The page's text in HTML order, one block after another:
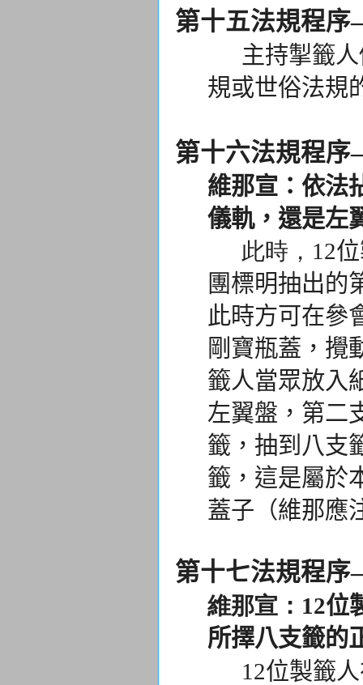
第十五法規程
主持掣籤人
規或世俗法規
第十六法規程
維那宣：依法
儀軌， 還是左
此時， 12
團標明抽出的
此時方可在參
剛寶瓶蓋，攪
籤人當眾放入
左翼盤，第二
籤，抽到八支
籤，這是屬於
蓋子（維那應
第十七法規程
維那宣： 12位
所擇八支籤的
12位製籤人